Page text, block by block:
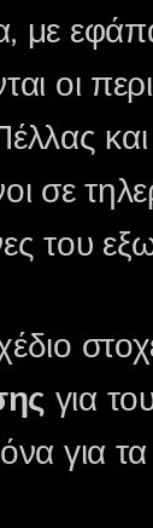
με
οι
σε
του
για
για